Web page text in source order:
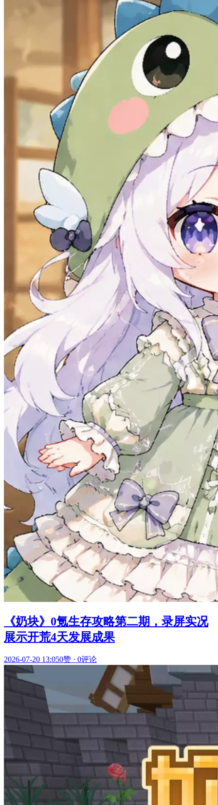
《奶块》0氪生存攻略第二期，录屏实况
展示开荒4天发展成果
2026-07-20 13:050赞 · 0评论